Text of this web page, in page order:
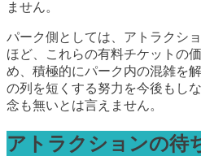
ません。
パーク側としては、アトラクシ
ほど、これらの有料チケットの
め、積極的にパーク内の混雑を
の列を短くする努力を今後もし
念も無いとは言えません。
アトラクションの待